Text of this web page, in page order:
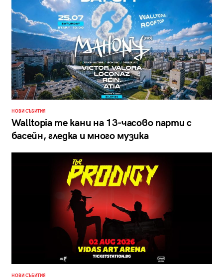
НОВИ СЪБИТИЯ
Walltopia те кани на 13-часово парти с
басейн, гледка и много музика
НОВИ СЪБИТИЯ